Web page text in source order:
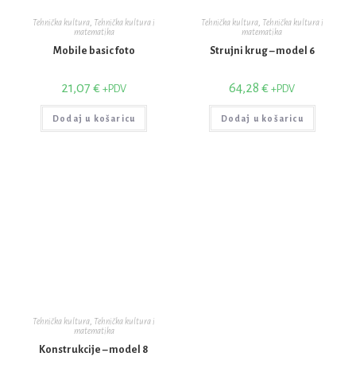
Tehnička kultura Tehnička kultura i
matematika
Mobile basic foto
21,07€ +PDV
Dodaj u košaricu
Tehnička kultura, Tehnička kultura i
matematika
Strujni krug – model 6
64,28€ +PDV
Dodaj u košaricu
Tehnička kultura Tehnička kultura i
matematika
Konstrukcije – model 8